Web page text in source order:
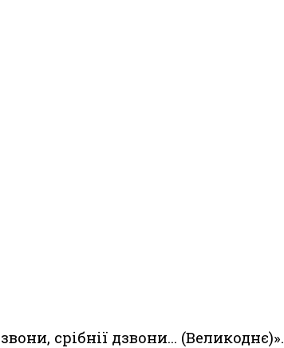
срібнії дзвони... (Великоднє)».